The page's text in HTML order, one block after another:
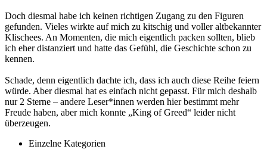
Doch diesmal habe ich keinen richtigen Zugang zu den Figuren
gefunden. Vieles wirkte auf mich zu kitschig und voller altbekannter
Klischees. An Momenten, die mich eigentlich packen sollten, blieb
ich eher distanziert und hatte das Gefühl, die Geschichte schon zu
kennen.
Schade, denn eigentlich dachte ich, dass ich auch diese Reihe feiern
würde. Aber diesmal hat es einfach nicht gepasst. Für mich deshalb
nur 2 Sterne – andere Leser*innen werden hier bestimmt mehr
Freude haben, aber mich konnte „King of Greed“ leider nicht
überzeugen.
Einzelne Kategorien